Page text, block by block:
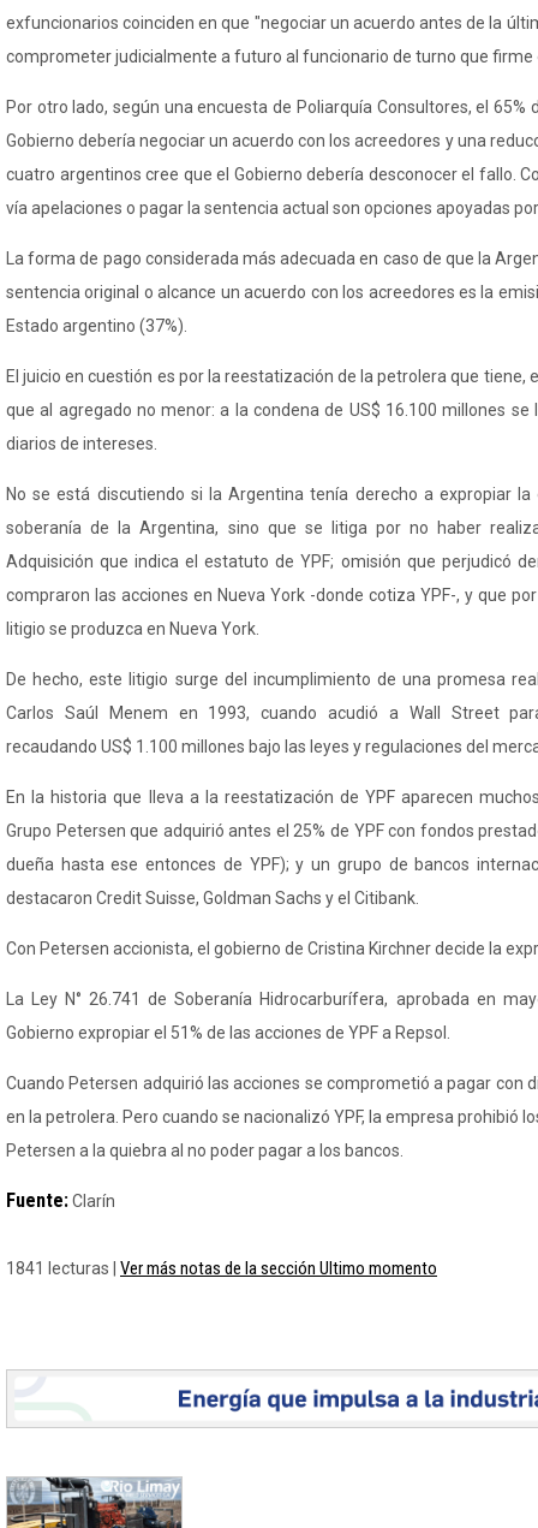
exfuncionarios coinciden en que "negociar un acuerdo antes de la
comprometer judicialmente a futuro al funcionario de turno que firme
Por otro lado, según una encuesta de Poliarquía Consultores, el 65%
Gobierno debería negociar un acuerdo con los acreedores y una
cuatro argentinos cree que el Gobierno debería desconocer el fallo.
vía apelaciones o pagar la sentencia actual son opciones apoyadas
La forma de pago considerada más adecuada en caso de que la
sentencia original o alcance un acuerdo con los acreedores es la
Estado argentino (37%).
El juicio en cuestión es por la reestatización de la petrolera que tiene,
que al agregado no menor: a la condena de US$ 16.100 millones se
diarios de intereses.
No se está discutiendo si la Argentina tenía derecho a expropiar
soberanía de la Argentina, sino que se litiga por no haber
Adquisición que indica el estatuto de YPF; omisión que perjudicó
compraron las acciones en Nueva York -donde cotiza YPF-, y que
litigio se produzca en Nueva York.
De hecho, este litigio surge del incumplimiento de una promesa
Carlos Saúl Menem en 1993, cuando acudió a Wall Street
recaudando US$ 1.100 millones bajo las leyes y regulaciones del
En la historia que lleva a la reestatización de YPF aparecen
Grupo Petersen que adquirió antes el 25% de YPF con fondos
dueña hasta ese entonces de YPF); y un grupo de bancos
destacaron CreditSuisse, Goldman Sachs y el Citibank.
Con Petersen accionista, el gobierno de Cristina Kirchner decide la
La Ley N° 26.741 de Soberanía Hidrocarburífera, aprobada en
Gobierno expropiar el 51% de las acciones de YPF a Repsol.
Cuando Petersen adquirió las acciones se comprometió a pagar con
en la petrolera. Pero cuando se nacionalizó YPF, la empresa prohibió
Petersen a la quiebra al no poder pagar a los bancos.
Fuente:Clarín
1841 lecturas | Ver más notas de la sección Ultimo momento